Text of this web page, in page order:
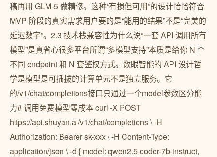
稿再用 GLM-5 做精修。这种“有损但可用”的设计恰恰符合
MVP 阶段的真实需求用户要的是“能用的结果”不是“完美的
延迟数字”。2.3 技术栈兼容性为什么说“一套 API 调用所有
模型”是真省心很多平台所谓“多模型支持”本质是给你 N 个
不同 endpoint 和 N 套鉴权方式。数眼智能的 API 设计哲
学是模型是可插拔的计算单元不是独立服务。它
的/v1/chat/completions接口只通过一个model参数区分能
力# 调用免费模型零成本 curl -X POST
https://api.shuyan.ai/v1/chat/completions \ -H
Authorization: Bearer sk-xxx \ -H Content-Type:
application/json \ -d { model: qwen2.5-coder-7b-instruct,